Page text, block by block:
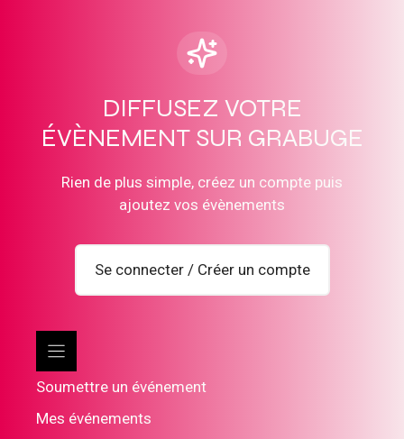
DIFFUSEZ VOTRE
ÉVÈNEMENT SUR GRABUGE
Rien de plus simple, créez un compte puis
ajoutez vos évènements
Se connecter / Créer un compte
Soumettre un événement
Mes événements